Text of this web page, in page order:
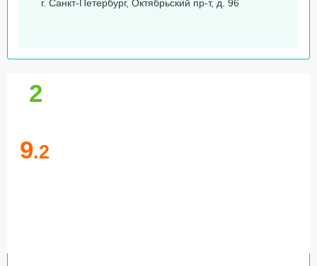
г. Санкт-Петербург, Октябрьский пр-т, д. 96
2
9.2